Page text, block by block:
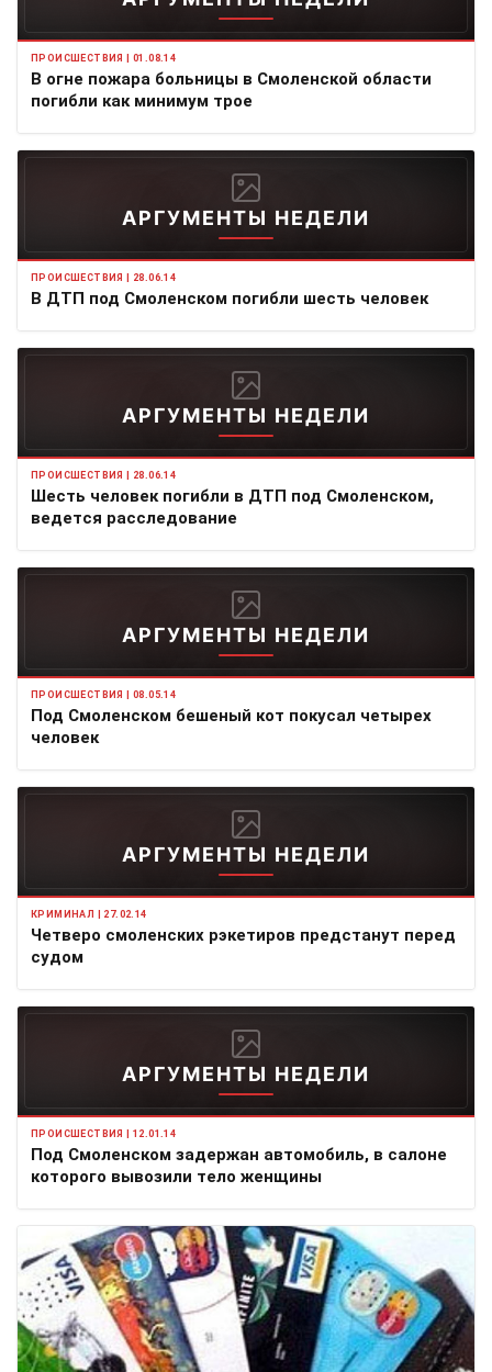
ПРОИСШЕСТВИЯ | 01.08.14
В огне пожара больницы в Смоленской области
погибли как минимум трое
АРГУМЕНТЫ НЕДЕЛИ
ПРОИСШЕСТВИЯ | 28.06.14
В ДТП под Смоленском погибли шесть человек
АРГУМЕНТЫ НЕДЕЛИ
ПРОИСШЕСТВИЯ | 28.06.14
Шесть человек погибли в ДТП под Смоленском,
ведется расследование
АРГУМЕНТЫ НЕДЕЛИ
ПРОИСШЕСТВИЯ | 08.05.14
Под Смоленском бешеный кот покусал четырех
человек
АРГУМЕНТЫ НЕДЕЛИ
КРИМИНАЛ | 27.02.14
Четверо смоленских рэкетиров предстанут перед
судом
АРГУМЕНТЫ НЕДЕЛИ
ПРОИСШЕСТВИЯ | 12.01.14
Под Смоленском задержан автомобиль, в салоне
которого вывозили тело женщины